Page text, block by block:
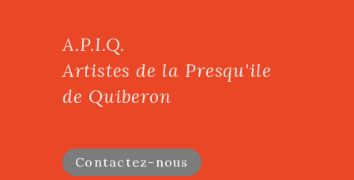
A.P.I.Q.
Artistes de la Presqu'ile
de Quiberon
Contactez-nous